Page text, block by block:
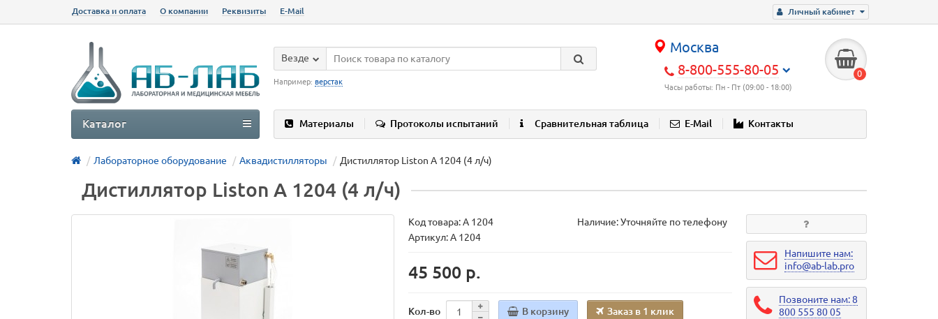
Личный кабинет
Доставка и оплата О компании Реквизиты E-Mail
Москва
8-800-555-80-05
Часы работы: Пн - Пт (09:00 - 18:00)
0
Везде
Например: верстак
Материалы Протоколы испытаний Сравнительная таблица E-Mail Контакты
Каталог
Лабораторное оборудование Аквадистилляторы Дистиллятор Liston A 1204 (4 л/ч)
Дистиллятор Liston A 1204 (4 л/ч)
Код товара:A 1204
Наличие: Уточняйте по телефону
Артикул: A 1204
45 500 р.
Кол-во В корзину Заказ в 1 клик
Напишите нам:
info@ab-lab.pro
Позвоните нам: 8
800 555 80 05